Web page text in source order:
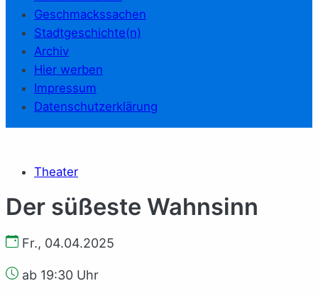
Geschmackssachen
Stadtgeschichte(n)
Archiv
Hier werben
Impressum
Datenschutzerklärung
Theater
Der süßeste Wahnsinn
Fr., 04.04.2025
ab 19:30 Uhr